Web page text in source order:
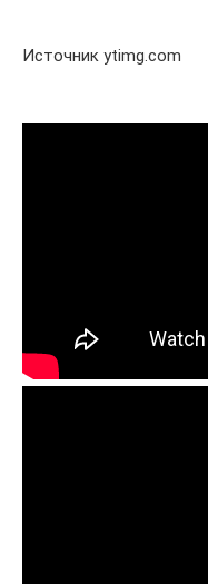
Источник ytimg.com